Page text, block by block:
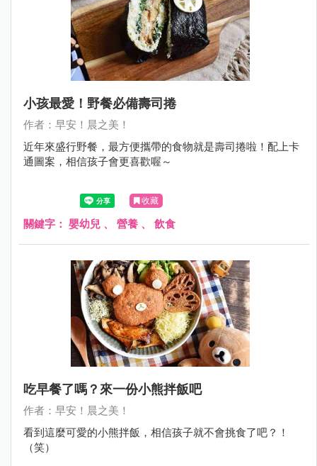
小孩最愛！野餐必備壽司捲
作者：早安！晨之美！
近年來盛行野餐，最方便攜帶的食物就是壽司捲啦！配上卡
通圖案，相信孩子會更喜歡喔～
收藏
關鍵字： 嬰幼兒 、 營養 、 飲食
吃早餐了嗎？來一份小熊拌飯吧
作者：早安！晨之美！
看到這麼可愛的小熊拌飯，相信孩子就不會挑食了吧？！
（笑）